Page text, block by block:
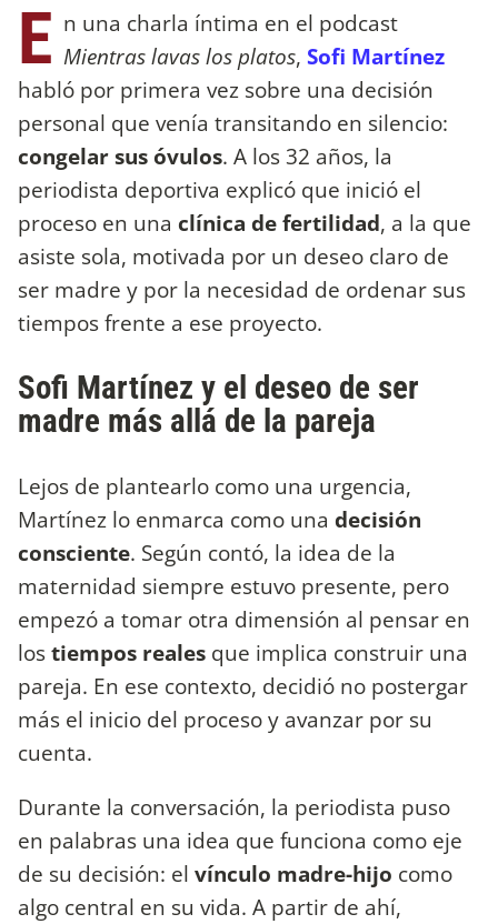
E n una charla íntima en el podcast
Mientras lavas los platos, Sofi Martínez
habló por primera vez sobre una decisión
personal que venía transitando en silencio:
congelar sus óvulos. A los 32 años, la
periodista deportiva explicó que inició el
proceso en una clínica de fertilidad, a la que
asiste sola, motivada por un deseo claro de
ser madre y por la necesidad de ordenar sus
tiempos frente a ese proyecto.
Sofi Martínez y el deseo de ser
madre más allá de la pareja
Lejos de plantearlo como una urgencia,
Martínez lo enmarca como una decisión
consciente. Según contó, la idea de la
maternidad siempre estuvo presente, pero
empezó a tomar otra dimensión al pensar en
lostiempos reales que implica construir una
pareja. En ese contexto, decidió no postergar
más el inicio del proceso y avanzar por su
cuenta.
Durante la conversación, la periodista puso
en palabras una idea que funciona como eje
de su decisión: el vínculo madre-hijo como
algo central en su vida. A partir de ahí,